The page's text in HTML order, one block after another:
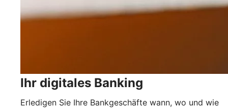
Ihr digitales Banking
Erledigen Sie Ihre Bankgeschäfte wann, wo und wie